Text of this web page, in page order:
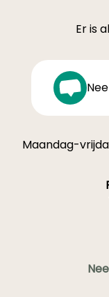
Ontdek
van 9
leggen
Voor
Er is
Maandag-